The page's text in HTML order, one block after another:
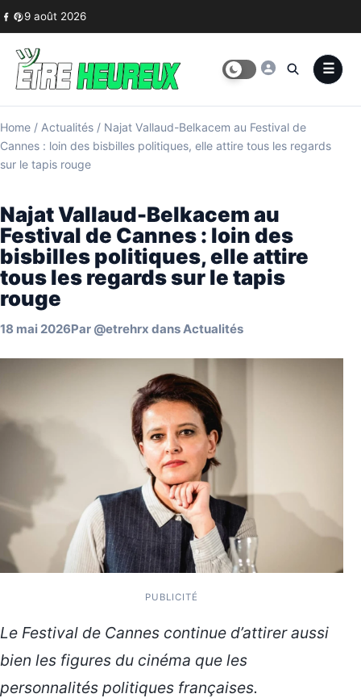
Skip to content
9 août 2026
Home / Actualités / Najat Vallaud-Belkacem au Festival de
Cannes : loin des bisbilles politiques, elle attire tous les regards
sur le tapis rouge
Najat Vallaud-Belkacem au
Festival de Cannes : loin des
bisbilles politiques, elle attire
tous les regards sur le tapis
rouge
18 mai 2026Par @etrehrx dansActualités
PUBLICITÉ
Le Festival de Cannes continue d’attirer aussi
bien les figures du cinéma que les
personnalités politiques françaises.